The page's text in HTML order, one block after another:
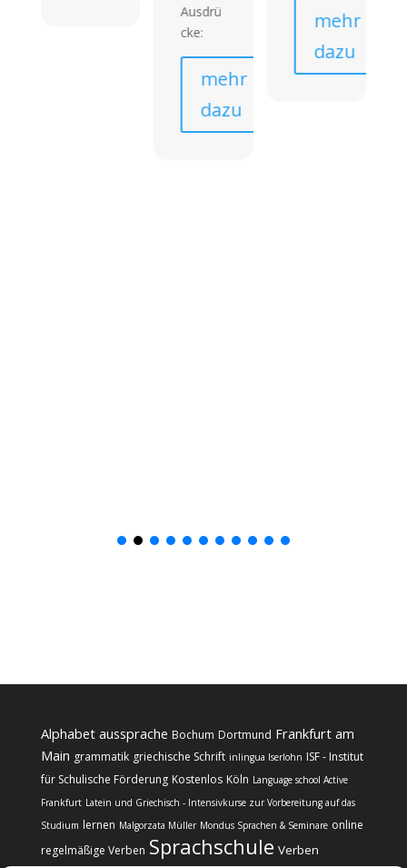
Ausdrü
cke:
mehr
dazu
mehr
dazu
Alphabet aussprache Bochum Dortmund Frankfurt am
Main grammatik griechische Schrift inlingua Iserlohn ISF - Institut
für Schulische Förderung Kostenlos Köln Language school Active
Frankfurt Latein und Griechisch - Intensivkurse zur Vorbereitung auf das
Studium lernen Malgorzata Müller Mondus Sprachen & Seminare online
regelmäßige Verben Sprachschule Verben